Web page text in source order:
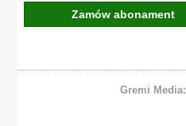
Zamów abonament
Gremi Media: